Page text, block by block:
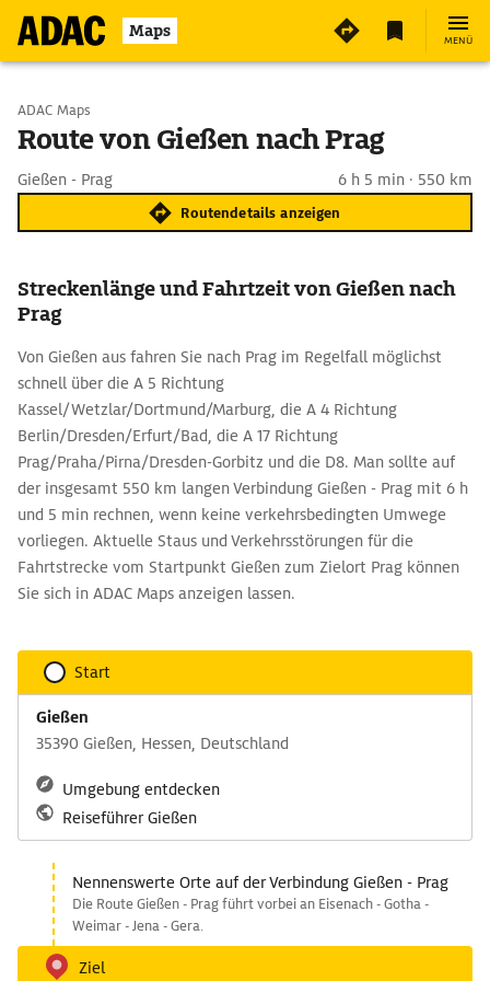
Maps MENÜ
Start wählen
ADAC Maps
Route von Gießen nach Prag
Gießen - Prag 6 h 5 min · 550 km
Routendetails anzeigen
Streckenlänge und Fahrtzeit von Gießen nach
Prag
Von Gießen aus fahren Sie nach Prag im Regelfall möglichst
schnell über die A 5 Richtung
Kassel/Wetzlar/Dortmund/Marburg, die A 4 Richtung
Berlin/Dresden/Erfurt/Bad, die A 17 Richtung
Prag/Praha/Pirna/Dresden-Gorbitz und die D8. Man sollte auf
der insgesamt 550 km langen Verbindung Gießen - Prag mit 6 h
und 5 min rechnen, wenn keine verkehrsbedingten Umwege
vorliegen. Aktuelle Staus und Verkehrsstörungen für die
Fahrtstrecke vom Startpunkt Gießen zum Zielort Prag können
Sie sich in ADAC Maps anzeigen lassen.
Start
Gießen
35390 Gießen, Hessen, Deutschland
Umgebung entdecken
Reiseführer Gießen
Nennenswerte Orte auf der Verbindung Gießen - Prag
Die Route Gießen - Prag führt vorbei an Eisenach - Gotha -
Weimar - Jena - Gera.
Ziel